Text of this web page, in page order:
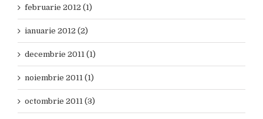
februarie 2012 (1)
ianuarie 2012 (2)
decembrie 2011 (1)
noiembrie 2011 (1)
octombrie 2011 (3)